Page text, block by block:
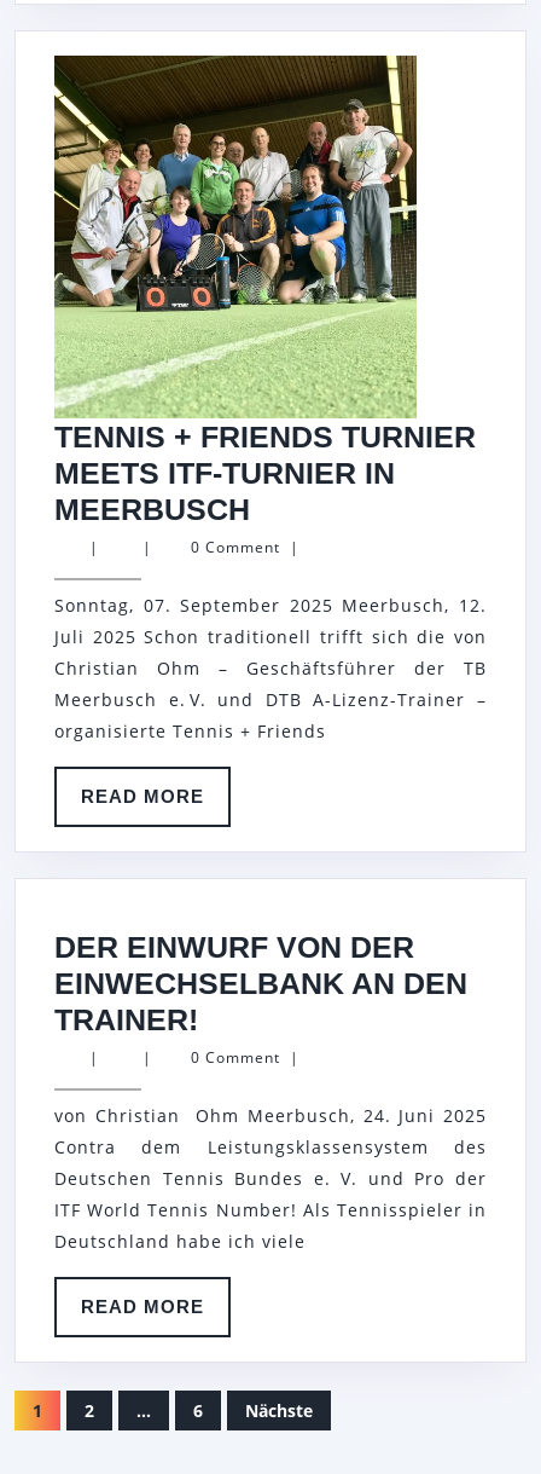
TENNIS + FRIENDS TURNIER
MEETS ITF-TURNIER IN
MEERBUSCH
+
TURNIER
MEETS
ITF-
TURNIER
| | 0 Comment |
Sonntag, 07. September 2025 Meerbusch, 12.
Juli 2025 Schon traditionell trifft sich die von
Christian Ohm – Geschäftsführer der TB
Meerbusch e. V. und DTB A-Lizenz-Trainer –
organisierte Tennis + Friends
READ MORE
MORE
DER EINWURF VON DER
EINWECHSELBANK AN DEN
TRAINER!
EINWURF
DER
EINWECHSELBANK
AN
DEN
TRAINER!
| | 0 Comment |
von Christian Ohm Meerbusch, 24. Juni 2025
Contra dem Leistungsklassensystem des
Deutschen Tennis Bundes e. V. und Pro der
ITF World Tennis Number! Als Tennisspieler in
Deutschland habe ich viele
READ MORE
MORE
SEITENNUMMERIERUNG
DER
1 2 … 6 Nächste